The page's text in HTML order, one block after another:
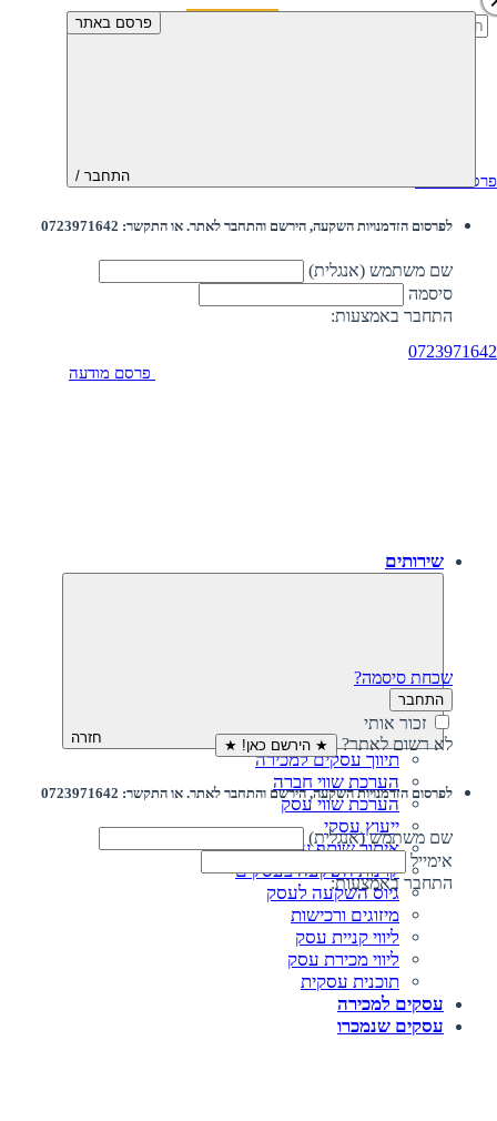
חיפוש:
0723971642
פרסם מודעה התחבר /
לפרסום הזדמנויות השקעה, הירשם והתחבר לאתר. או התקשר: 0723971642
שם משתמש (אנגלית)
סיסמה
התחבר באמצעות:
שכחת סיסמה?
התחבר
זכור אותי
לא רשום לאתר? ★ הירשם כאן! ★
פרסם באתר
לפרסום הזדמנויות השקעה, הירשם והתחבר לאתר. או התקשר: 0723971642
שם משתמש (אנגלית)
אימייל
התחבר באמצעות:
פרסם מודעה
שירותים
חזרה
תיווך עסקים למכירה
הערכת שווי חברה
הערכת שווי עסק
ייעוץ עסקי
איתור שותף עסקי
קרנות השקעה בעסקים
גיוס השקעה לעסק‎‎
מיזוגים ורכישות
ליווי קניית עסק
ליווי מכירת עסק
תוכנית עסקית
עסקים למכירה
עסקים שנמכרו